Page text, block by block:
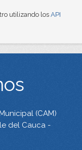
utilizando los API
(CAM)
del Cauca -